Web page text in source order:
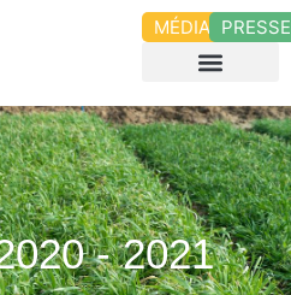
MÉDIAS PRESSE
- 2021